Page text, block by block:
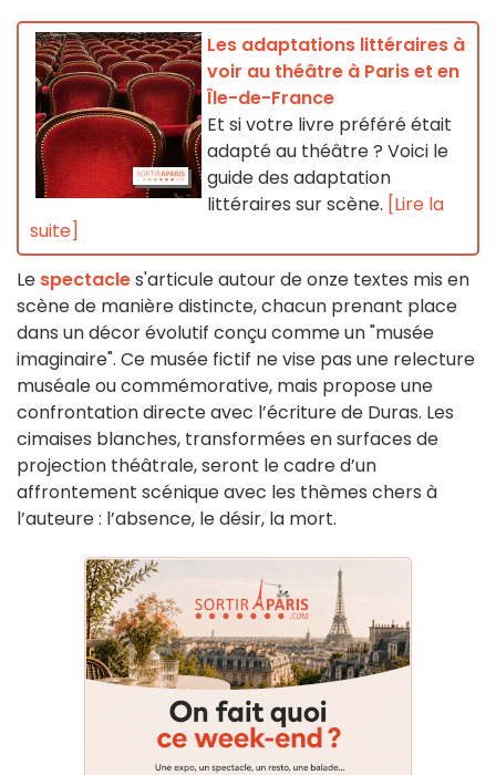
Les adaptations littéraires à
voir au théâtre à Paris et en
Île-de-France
Et si votre livre préféré était
adapté au théâtre ? Voici le
guide des adaptation
littéraires sur scène. [Lire la
suite]
Le spectacles'articule autour de onze textes mis en
scène de manière distincte, chacun prenant place
dans un décor évolutif conçu comme un "musée
imaginaire". Ce musée fictif ne vise pas une relecture
muséale ou commémorative, mais propose une
confrontation directe avec l’écriture de Duras. Les
cimaises blanches, transformées en surfaces de
projection théâtrale, seront le cadre d’un
affrontement scénique avec les thèmes chers à
l’auteure : l’absence, le désir, la mort.